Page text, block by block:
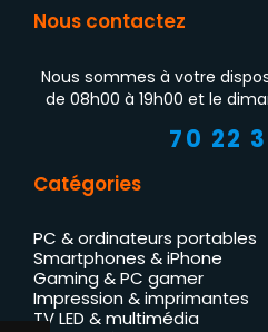
Nous contactez
Nous sommes à votre
de 08h00 à 19h00 et le
70 22
Catégories
PC & ordinateurs portables
Smartphones & iPhone
Gaming & PC gamer
Impression & imprimantes
TV LED & multimédia